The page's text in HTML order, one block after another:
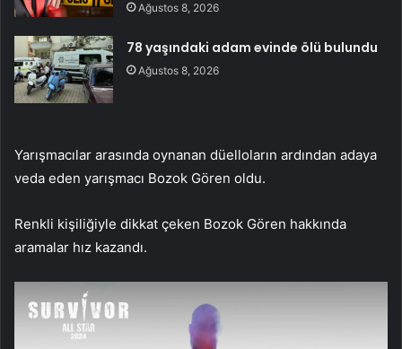
Ağustos 8, 2026
78 yaşındaki adam evinde ölü bulundu
Ağustos 8, 2026
Yarışmacılar arasında oynanan düelloların ardından adaya
veda eden yarışmacı Bozok Gören oldu.
Renkli kişiliğiyle dikkat çeken Bozok Gören hakkında
aramalar hız kazandı.